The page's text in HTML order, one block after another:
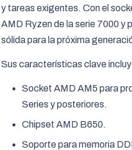
y tareas exigentes. Con el
AMD Ryzen de la serie 7000 y
sólida para la próxima
Sus características clave
Socket AMD AM5 para
Series y posteriores.
Chipset AMD B650.
Soporte para memoria